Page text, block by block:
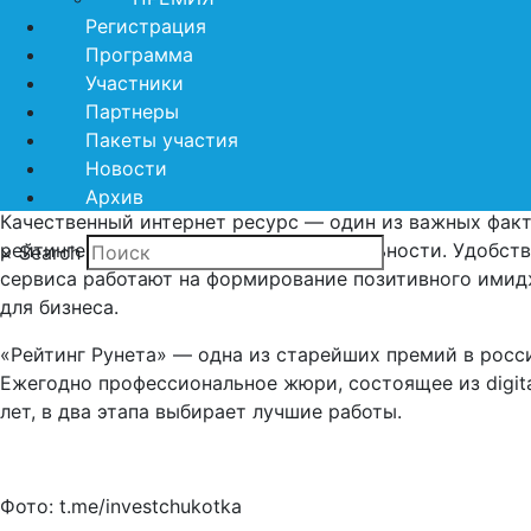
Регистрация
Программа
Участники
Партнеры
Пакеты участия
Новости
Архив
× Search
Всероссийская Премия «Рейтинг Рунета ‑ 2024»
разработки. Обладателем золотой награды стал
В этом году на конкурс подали заявки более 1000
Качественный интернет ресурс — один из важных
рейтинге Инвестиционной привлекательности.
сервиса работают на формирование позитивного
для бизнеса.
«Рейтинг Рунета» — одна из старейших премий в
Ежегодно профессиональное жюри, состоящее из
лет, в два этапа выбирает лучшие работы.
Фото: t.me/investchukotka